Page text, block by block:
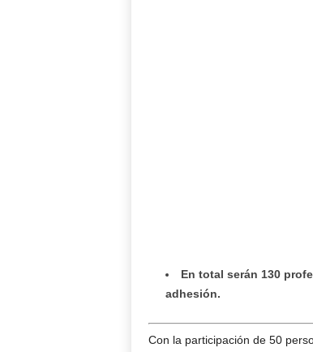
En total serán 130
adhesión.
Con la participación de 50